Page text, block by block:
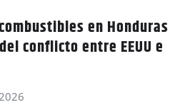
en Honduras
conflicto entre EEUU e